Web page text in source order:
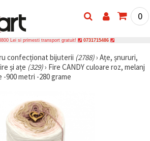
0
Lei si primesti transport gratuit! 0731715486
confecționat bijuterii (2788)› Ațe, șnururi,
și ațe (329)› Fire CANDY culoare roz, melanj
900 metri -280 grame